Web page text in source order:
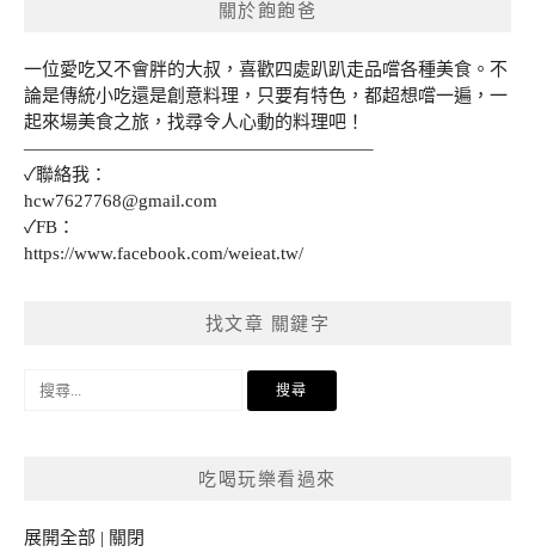
關於飽飽爸
一位愛吃又不會胖的大叔，喜歡四處趴趴走品嚐各種美食。不
論是傳統小吃還是創意料理，只要有特色，都超想嚐一遍，一
起來場美食之旅，找尋令人心動的料理吧！
———————————————————–
✓聯絡我：
hcw7627768@gmail.com
✓FB：
https://www.facebook.com/weieat.tw/
找文章 關鍵字
搜
吃喝玩樂看過來
展開全部 | 關閉